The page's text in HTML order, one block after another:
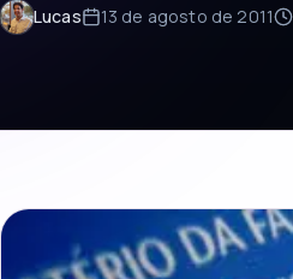
Lucas 13 de agosto de 2011